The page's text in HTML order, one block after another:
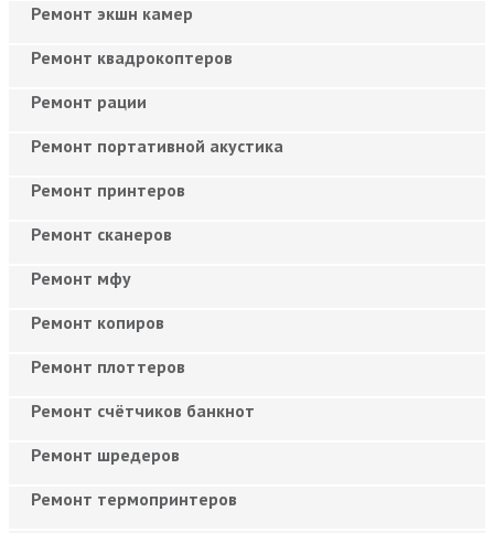
Ремонт экшн камер
Ремонт квадрокоптеров
Ремонт рации
Ремонт портативной акустика
Ремонт принтеров
Ремонт сканеров
Ремонт мфу
Ремонт копиров
Ремонт плоттеров
Ремонт счётчиков банкнот
Ремонт шредеров
Ремонт термопринтеров